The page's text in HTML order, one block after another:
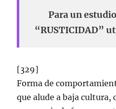
Para un
“RUSTICIDAD”
[329]
Forma de
que alude a baja cultura,